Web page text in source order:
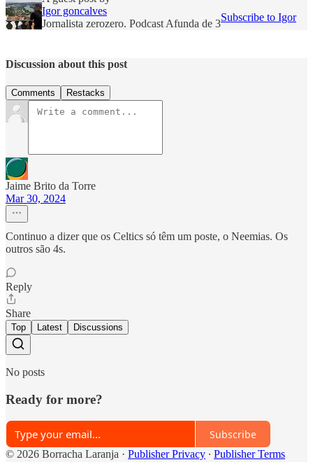
Igor goncalves
Jornalista zerozero. Podcast Afunda de 3
Subscribe to Igor
Discussion about this post
Comments Restacks
Jaime Brito da Torre
Mar 30, 2024
Continuo a dizer que os Celtics só têm um poste, o Neemias. Os
outros são 4s.
Reply
Share
Top Latest Discussions
No posts
Ready for more?
Subscribe
© 2026 Borracha Laranja · Publisher Privacy ∙ Publisher Terms